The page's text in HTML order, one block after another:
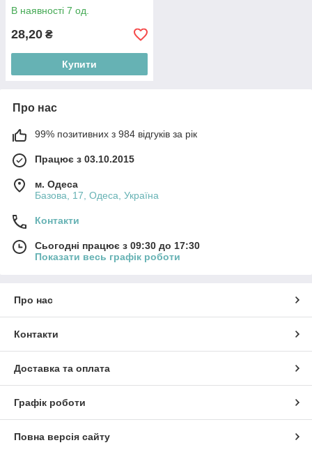
В наявності 7 од.
28,20 ₴
Купити
Про нас
99% позитивних з 984 відгуків за рік
Працює з 03.10.2015
м. Одеса
Базова, 17, Одеса, Україна
Контакти
Сьогодні працює з 09:30 до 17:30
Показати весь графік роботи
Про нас
Контакти
Доставка та оплата
Графік роботи
Повна версія сайту